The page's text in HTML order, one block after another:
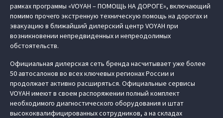
рамках программы «VOYAH – ПОМОЩЬ НА ДОРОГЕ», включающий
помимо прочего экстренную техническую помощь на дорогах и
эвакуацию в ближайший дилерский центр VOYAH при
возникновении непредвиденных и непреодолимых
обстоятельств.
Официальная дилерская сеть бренда насчитывает уже более
50 автосалонов во всех ключевых регионах России и
продолжает активно расширяться. Официальные сервисы
VOYAH имеют в своем распоряжении полный комплект
необходимого диагностического оборудования и штат
высококвалифицированных сотрудников, а на складах